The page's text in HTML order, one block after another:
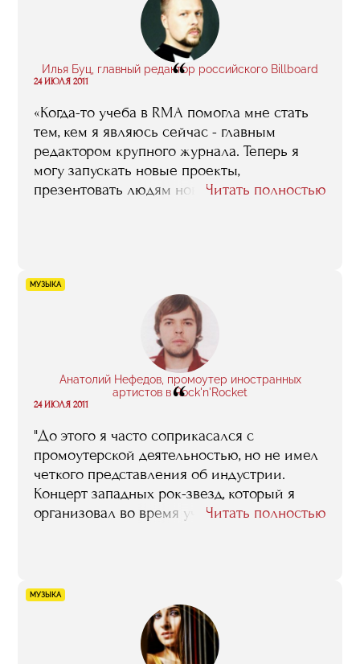
Илья Буц, главный редактор российского Billboard
“
24 ИЮЛЯ 2011
«Когда-то учеба в RMA помогла мне стать
тем, кем я являюсь сейчас - главным
редактором крупного журнала. Теперь я
могу запускать новые проекты,
презентовать людям новые форматы
Читать полностью
МУЗЫКА
Анатолий Нефедов, промоутер иностранных
артистов в Rock'n'Rocket
“
24 ИЮЛЯ 2011
"До этого я часто соприкасался с
промоутерской деятельностью, но не имел
четкого представления об индустрии.
Концерт западных рок-звезд, который я
организовал во время учебы, стал первым
Читать полностью
МУЗЫКА